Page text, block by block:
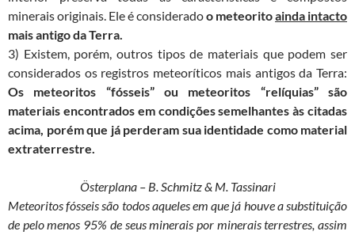
minerais originais. Ele é consideradoo meteoritoainda intacto
mais antigo da Terra.
3) Existem, porém, outros tipos de materiais que podem ser
considerados os registros meteoríticos mais antigos da Terra:
Os meteoritos “fósseis” ou meteoritos “relíquias” são
materiais encontrados em condições semelhantes às citadas
acima, porém que já perderam sua identidade como material
extraterrestre.
Österplana – B. Schmitz & M. Tassinari
Meteoritos fósseis são todos aqueles em que já houve a substituição
de pelo menos 95% de seus minerais por minerais terrestres, assim